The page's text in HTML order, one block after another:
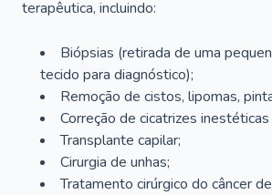
terapêutica, incluindo:
Biópsias (retirada de uma
tecido para diagnóstico);
Remoção de cistos, lipomas,
Correção de cicatrizes
Transplante capilar;
Cirurgia de unhas;
Tratamento cirúrgico do câncer